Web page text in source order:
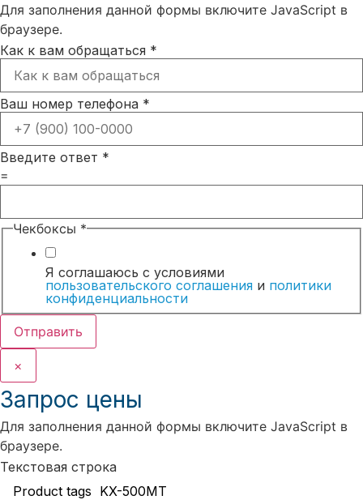
Для заполнения данной формы включите JavaScript в
браузере.
Как к вам обращаться *
Ваш номер телефона *
Введите ответ *
=
Чекбоксы *
Я соглашаюсь с условиями
пользовательского соглашения и политики
конфиденциальности
Отправить
×
Запрос цены
Для заполнения данной формы включите JavaScript в
браузере.
Текстовая строка